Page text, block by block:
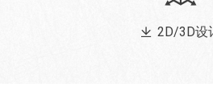
2D/3D设